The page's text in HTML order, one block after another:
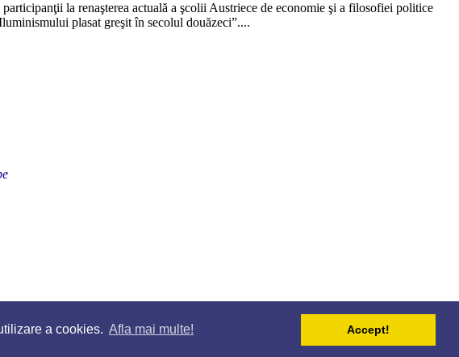
a cookies. Afla mai multe! Accept!
la renaşterea actuală a şcolii Austriece de economie şi a filosofiei politice
plasat greşit în secolul douăzeci”....